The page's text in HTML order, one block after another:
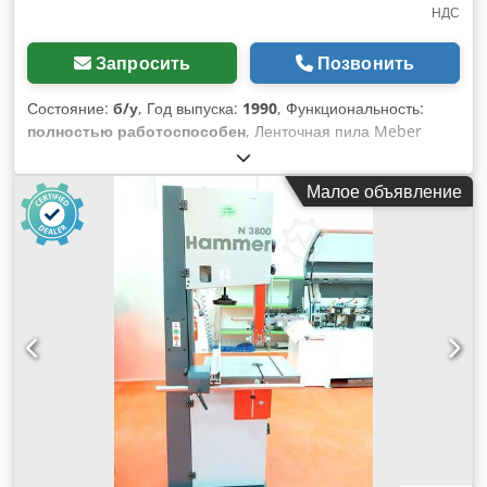
НДС
Запросить Позвонить
Состояние: б/у, Год выпуска: 1990, Функциональность:
полностью работоспособен, Ленточная пила Meber
SR700 Построена в 1990 году Мощная, точная
промышленная ленточная пила, разработанная для
профессиональной деревообработки. Относится к серии
SR компании Meber, которая отличается высокой
стабильностью, точностью резки и прочной конструкцией.
Технические характеристики Описание характеристик
Диаметр маховика 700 мм Макс. высота реза прибл. 450
мм Макс. ширина реза прибл. 680 мм Длина пильного
полотна прибл. 5150 мм (в зависимости от ширины
полотна) Dsdpfx Alewri I Ionjck Ширина пильного полотна
10–50 мм Размер стола прибл. 750 x 1050 мм,
наклоняемый (от -10° до +45°) Мощность двигателя 4,0 кВт
Высота стола от пола прибл. 900 мм Общая высота прибл.
2300 мм Вес прибл. 700 кг Прочная чугунная конструкция:
гарантирует отсутствие вибрации и точность резки даже
Малое объявление